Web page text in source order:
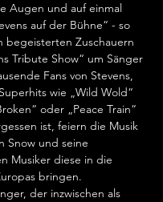
Augen und auf einmal
auf der Bühne“ - so
begeisterten Zuschauern
Tribute Show“ um Sänger
Fans von Stevens,
wie „Wild Wold“
oder „Peace Train“
ist, feiern die Musik
Snow und seine
Musiker diese in die
bringen.
der inzwischen als